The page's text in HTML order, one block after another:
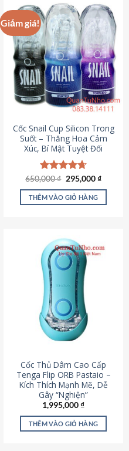
Giảm giá!
Cốc Snail Cup Silicon Trong
Suốt – Thăng Hoa Cảm
Xúc, Bí Mật Tuyệt Đối
Được xếp
hạng4.69
5 sao
650,000₫ Giá
là:
650,000 ₫.
295,000₫Giá
tại
THÊM VÀO GIỎ HÀNG
Cốc Thủ Dâm Cao Cấp
Tenga Flip ORB Pastaio –
Kích Thích Mạnh Mẽ, Dễ
Gây “Nghiện”
1,995,000₫
THÊM VÀO GIỎ HÀNG